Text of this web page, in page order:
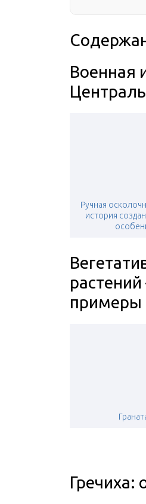
Военная
Ручная
история
примеры
Гречиха: